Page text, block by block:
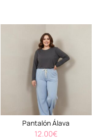
Pantalón Álava
12.00€